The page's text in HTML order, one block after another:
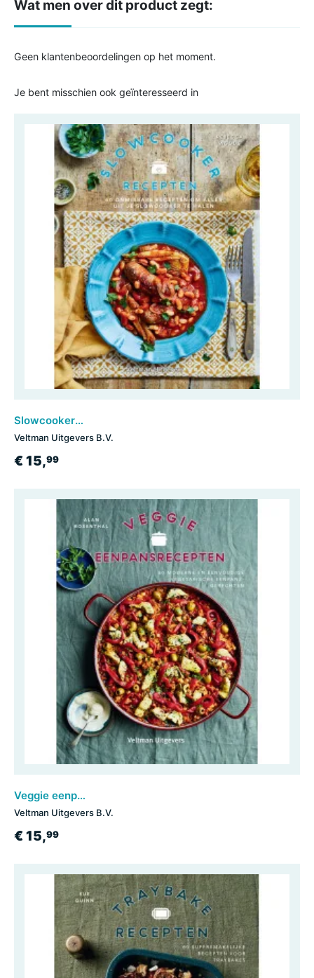
Wat men over dit product zegt:
Geen klantenbeoordelingen op het moment.
Je bent misschien ook geïnteresseerd in
Slowcooker recepten
Veltman Uitgevers B.V.
€ 15,99
Veggie eenpansrecepten
Veltman Uitgevers B.V.
€ 15,99